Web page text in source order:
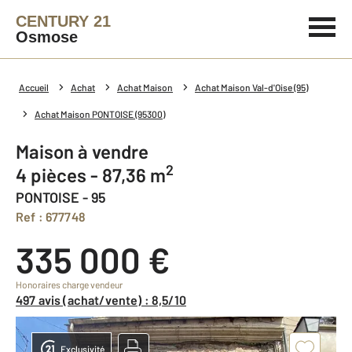
CENTURY 21
Osmose
Accueil Achat Achat Maison Achat Maison Val-d'Oise (95)
Achat Maison PONTOISE (95300)
Maison à vendre
4 pièces - 87,36 m2
PONTOISE - 95
Ref : 677748
335 000 €
Honoraires charge vendeur
497 avis (achat/vente) : 8,5/10
Exclusivité